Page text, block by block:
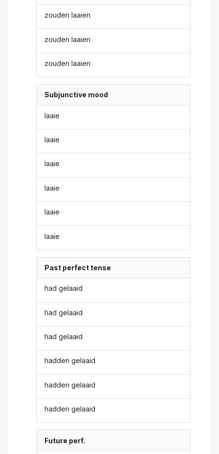
zouden laaien
zouden laaien
zouden laaien
Subjunctive mood
laaie
laaie
laaie
laaie
laaie
laaie
Past perfect tense
had gelaaid
had gelaaid
had gelaaid
hadden gelaaid
hadden gelaaid
hadden gelaaid
Future perf.